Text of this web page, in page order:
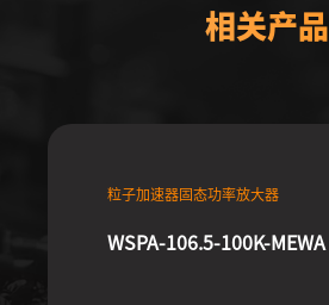
相关产品
粒子加速器固态功率放大器
WSPA-106.5-100K-MEWA